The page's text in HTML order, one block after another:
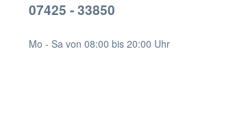
07425 - 33850
Mo - Sa von 08:00 bis 20:00 Uhr